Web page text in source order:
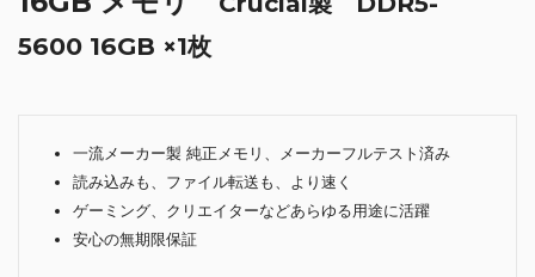
5600 16GB ×1枚
一流メーカー製 純正メモリ、メーカーフルテスト済み
読み込みも、ファイル転送も、より速く
ゲーミング、クリエイターなどあらゆる用途に活躍
安心の無期限保証